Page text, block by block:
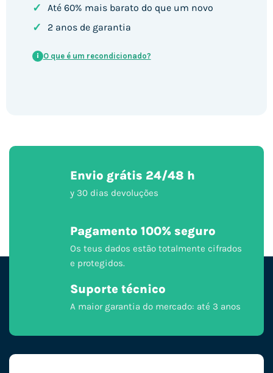
✓ Até 60% mais barato do que um novo
✓ 2 anos de garantia
i O que é um recondicionado?
Envio grátis 24/48 h
y 30 dias devoluções
Pagamento 100% seguro
Os teus dados estão totalmente cifrados
e protegidos.
Suporte técnico
A maior garantia do mercado: até 3 anos